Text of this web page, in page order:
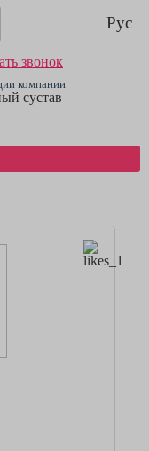
Рус
звонок
компании
сустав